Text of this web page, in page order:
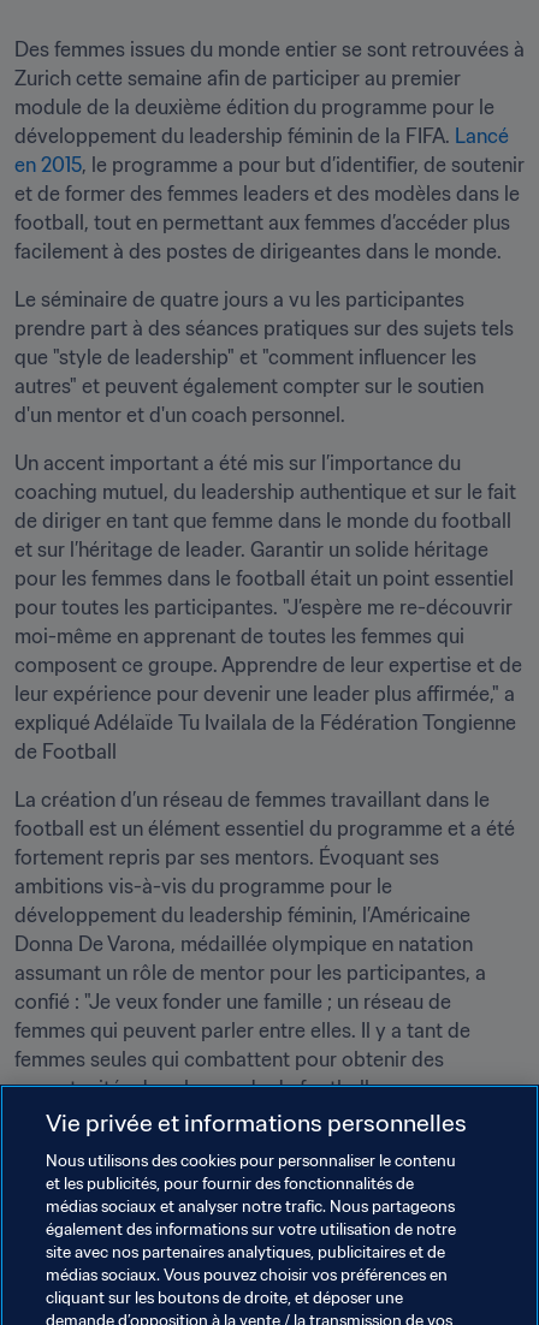
Des femmes issues du monde entier se sont retrouvées à
Zurich cette semaine afin de participer au premier
module de la deuxième édition du programme pour le
développement du leadership féminin de la FIFA. Lancé
en 2015, le programme a pour but d’identifier, de soutenir
et de former des femmes leaders et des modèles dans le
football, tout en permettant aux femmes d’accéder plus
facilement à des postes de dirigeantes dans le monde.
Le séminaire de quatre jours a vu les participantes
prendre part à des séances pratiques sur des sujets tels
que "style de leadership" et "comment influencer les
autres" et peuvent également compter sur le soutien
d'un mentor et d'un coach personnel.
Un accent important a été mis sur l’importance du
coaching mutuel, du leadership authentique et sur le fait
de diriger en tant que femme dans le monde du football
et sur l’héritage de leader. Garantir un solide héritage
pour les femmes dans le football était un point essentiel
pour toutes les participantes. "J’espère me re-découvrir
moi-même en apprenant de toutes les femmes qui
composent ce groupe. Apprendre de leur expertise et de
leur expérience pour devenir une leader plus affirmée," a
expliqué Adélaïde Tu Ivailala de la Fédération Tongienne
de Football
La création d’un réseau de femmes travaillant dans le
football est un élément essentiel du programme et a été
fortement repris par ses mentors. Évoquant ses
ambitions vis-à-vis du programme pour le
développement du leadership féminin, l’Américaine
Donna De Varona, médaillée olympique en natation
assumant un rôle de mentor pour les participantes, a
confié : "Je veux fonder une famille ; un réseau de
femmes qui peuvent parler entre elles. Il y a tant de
femmes seules qui combattent pour obtenir des
opportunités dans le monde du football, encore
largement dominé par les hommes. Notre rôle de
compétences et à faire une vraie différence."
Les 34 participantes au programme pour le
développement du leadership féminin assisteront deux
modules supplémentaires en septembre 2016 et février
2017. Chaque participante va à présent commencer à
Vie privée et informations personnelles
Nous utilisons des cookies pour personnaliser le contenu
et les publicités, pour fournir des fonctionnalités de
médias sociaux et analyser notre trafic. Nous partageons
également des informations sur votre utilisation de notre
site avec nos partenaires analytiques, publicitaires et de
médias sociaux. Vous pouvez choisir vos préférences en
cliquant sur les boutons de droite, et déposer une
demande d’opposition à la vente / la transmission de vos